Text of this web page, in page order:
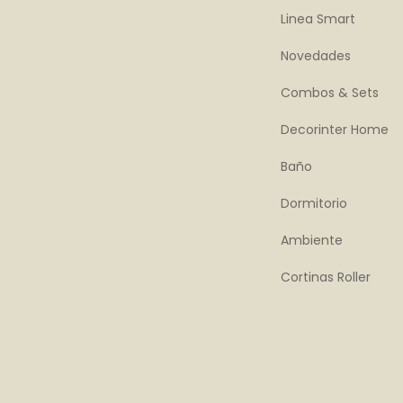
Linea Smart
Novedades
Combos & Sets
Decorinter Home
Baño
Dormitorio
Ambiente
Cortinas Roller